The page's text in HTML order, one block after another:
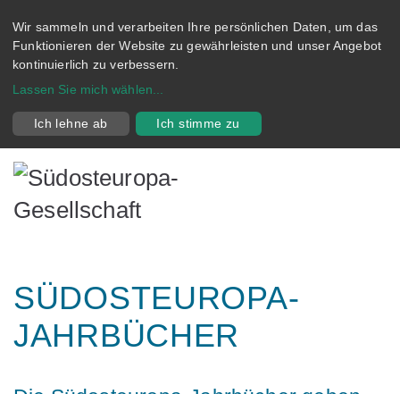
Wir sammeln und verarbeiten Ihre persönlichen Daten, um das
Funktionieren der Website zu gewährleisten und unser Angebot
kontinuierlich zu verbessern.
Lassen Sie mich wählen
Ich lehne ab Ich stimme zu
SÜDOSTEUROPA-
JAHRBÜCHER